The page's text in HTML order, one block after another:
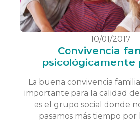
10/01/2017
Convivencia
psicológicamente
La buena convivencia
importante para la calidad de
es el grupo social donde
pasamos más tiempo